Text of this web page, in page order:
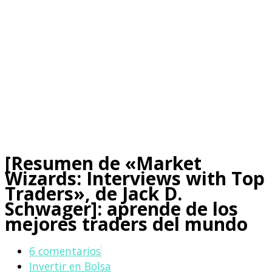
[Resumen de «Market
Wizards: Interviews with Top
Traders», de Jack D.
Schwager]: aprende de los
mejores traders del mundo
6 comentarios
Invertir en Bolsa